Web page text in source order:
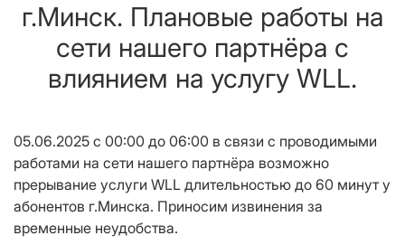
г.Минск. Плановые работы на
сети нашего партнёра с
влиянием на услугу WLL.
05.06.2025 с 00:00 до 06:00 в связи с проводимыми
работами на сети нашего партнёра возможно
прерывание услуги WLL длительностью до 60 минут у
абонентов г.Минска. Приносим извинения за
временные неудобства.